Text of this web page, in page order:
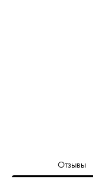
Отзывы